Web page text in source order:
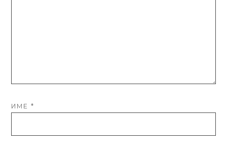
ИМЕ*